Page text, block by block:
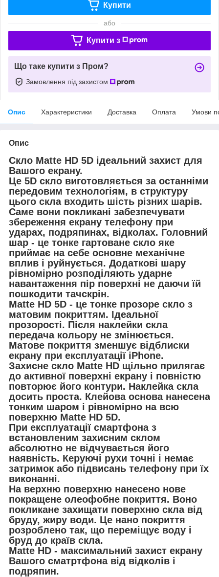
Купити
або
Купити з
Що таке купити з Пром?
Замовлення під захистом
Опис Характеристики Доставка Оплата Умови
Опис
Скло Matte HD 5D ідеальний захист для
Вашого екрану.
Це 5D скло виготовляється за останніми
передовим технологіям, в структуру
цього скла входить шість різних шарів.
Саме вони покликані забезпечувати
збереження екрану телефону при
ударах, подряпинах, відколах. Головний
шар - це тонке гартоване скло яке
приймає на себе основне механічне
вплив і руйнується. Додаткові шару
рівномірно розподіляють ударне
навантаження пір поверхні не даючи їй
пошкодити тачскрін.
Matte HD 5D - це тонке прозоре скло з
матовим покриттям. Ідеальної
прозорості. Після наклейки скла
передача кольору не змінюється.
Матове покриття зменшує відблиски
екрану при експлуатації iPhone.
Захисне скло Matte HD щільно прилягає
до активної поверхні екрану і повністю
повторює його контури. Наклейка скла
досить проста. Клейова основа нанесена
тонким шаром і рівномірно на всю
поверхню Matte HD 5D.
При експлуатації смартфона з
встановленим захисним склом
абсолютно не відчувається його
наявність. Керуючі рухи точні і немає
затримок або підвисань телефону при їх
виконанні.
На верхню поверхню нанесено нове
покращене олеофобне покриття. Воно
покликане захищати поверхню скла від
бруду, жиру води. Це нано покриття
розроблено так, що переміщує воду і
бруд до країв скла.
Matte HD - максимальний захист екрану
Вашого сматртфона від відколів і
подряпин.